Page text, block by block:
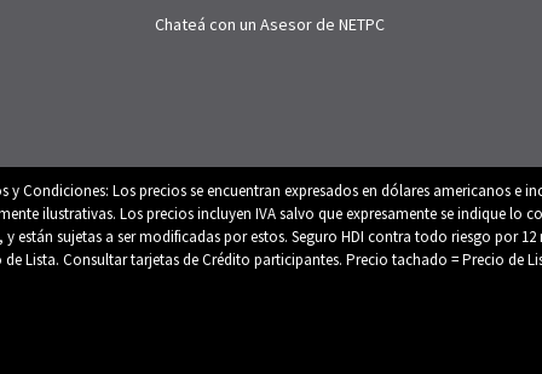
Chateá con un Asesor de NETPC
y Condiciones: Los precios se encuentran expresados en dólares americanos e
ilustrativas. Los precios incluyen IVA salvo que expresamente se indique lo
están sujetas a ser modificadas por estos. Seguro HDI contra todo riesgo por
Lista. Consultar tarjetas de Crédito participantes. Precio tachado = Precio de